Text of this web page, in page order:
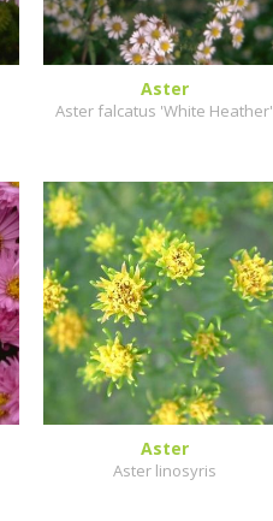
Aster
Aster falcatus 'White Heather'
Aster
Aster linosyris